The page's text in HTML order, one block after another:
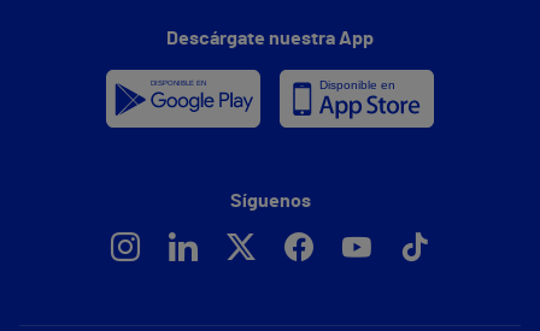
Descárgate nuestra App
Síguenos